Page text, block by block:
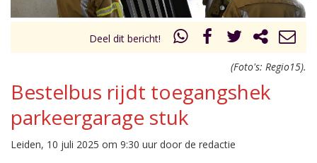
Deel dit bericht!
(Foto's: Regio15).
Bestelbus rijdt toegangshek
parkeergarage stuk
Leiden, 10 juli 2025 om 9:30 uur door de redactie